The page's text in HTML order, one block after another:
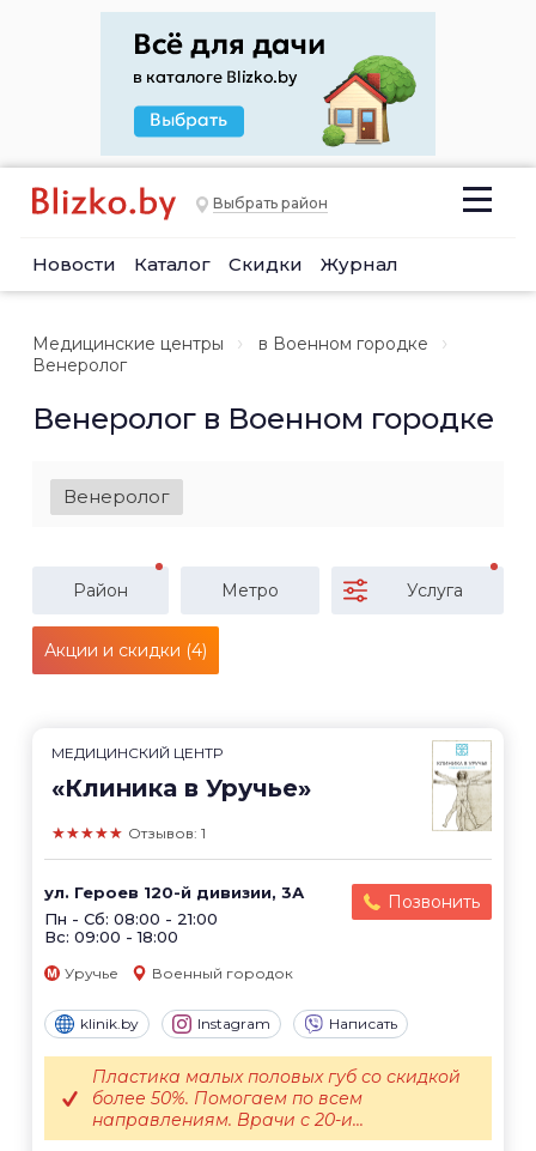
Выбрать район
Новости Каталог Скидки Журнал
Медицинские центры
в Военном городке
Венеролог
Венеролог в Военном городке
Венеролог
Район Метро Услуга
Акции и скидки (4)
МЕДИЦИНСКИЙ ЦЕНТР
«Клиника в Уручье»
★★★★★ Отзывов: 1
ул. Героев 120-й дивизии, 3А
Пн - Сб: 08:00 - 21:00
Вс: 09:00 - 18:00
Позвонить
Уручье Военный городок
klinik.by Instagram Написать
Пластика малых половых губ со скидкой
более 50%. Помогаем по всем
направлениям. Врачи с 20-и...